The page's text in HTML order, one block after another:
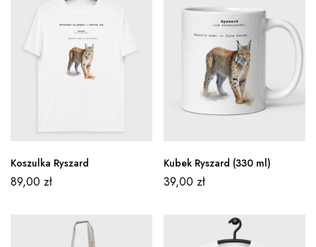
Koszulka Ryszard
89,00 zł
Kubek Ryszard (330 ml)
39,00 zł